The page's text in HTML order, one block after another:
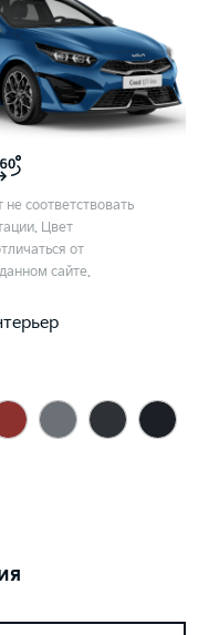
соответствовать
Цвет
от
сайте.